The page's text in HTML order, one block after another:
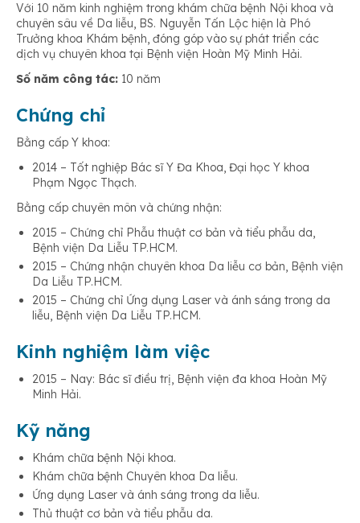
Với 10 năm kinh nghiệm trong khám chữa bệnh Nội khoa và
chuyên sâu về Da liễu, BS. Nguyễn Tấn Lộc hiện là Phó
Trưởng khoa Khám bệnh, đóng góp vào sự phát triển các
dịch vụ chuyên khoa tại Bệnh viện Hoàn Mỹ Minh Hải.
Số năm công tác: 10 năm
Chứng chỉ
Bằng cấp Y khoa:
2014 – Tốt nghiệp Bác sĩ Y Đa Khoa, Đại học Y khoa
Phạm Ngọc Thạch.
Bằng cấp chuyên môn và chứng nhận:
2015 – Chứng chỉ Phẫu thuật cơ bản và tiểu phẫu da,
Bệnh viện Da Liễu TP.HCM.
2015 – Chứng nhận chuyên khoa Da liễu cơ bản, Bệnh viện
Da Liễu TP.HCM.
2015 – Chứng chỉ Ứng dụng Laser và ánh sáng trong da
liễu, Bệnh viện Da Liễu TP.HCM.
Kinh nghiệm làm việc
2015 – Nay: Bác sĩ điều trị, Bệnh viện đa khoa Hoàn Mỹ
Minh Hải.
Kỹ năng
Khám chữa bệnh Nội khoa.
Khám chữa bệnh Chuyên khoa Da liễu.
Ứng dụng Laser và ánh sáng trong da liễu.
Thủ thuật cơ bản và tiểu phẫu da.